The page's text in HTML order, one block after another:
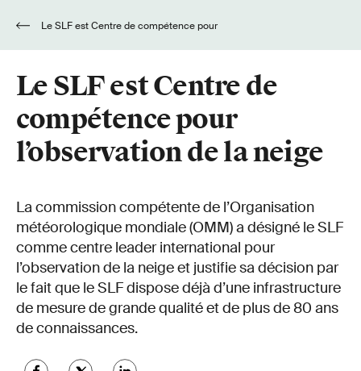
Le SLF est Centre de
compétence pour
l’observation de la neige
La commission compétente de l’Organisation
météorologique mondiale (OMM) a désigné le SLF
comme centre leader international pour
l’observation de la neige et justifie sa décision par
le fait que le SLF dispose déjà d’une infrastructure
de mesure de grande qualité et de plus de 80 ans
de connaissances.